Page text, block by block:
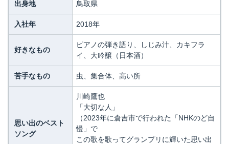
出身地 鳥取県
入社年 2018年
好きなもの
ピアノの弾き語り、しじみ汁、カキフラ
イ、大吟醸（日本酒）
苦手なもの 虫、集合体、高い所
思い出のベスト
ソング
川崎鷹也
「大切な人」
（2023年に倉吉市で行われた「NHKのど自
慢」で
この歌を歌ってグランプリに輝いた思い出